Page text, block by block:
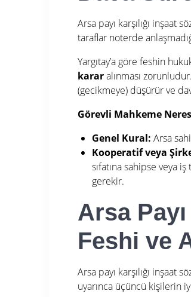
Arsa payı karşılığı
taraflar noterde
Yargıtay’a göre feshin
kararalınması
(gecikmeye) düşürür ve
Görevli Mahkeme
Genel Kural: Arsa
Kooperatif veya
sıfatına sahipse veya
gerekir.
Arsa
Feshi ve
Arsa payı karşılığı inşaat
uyarınca üçüncü kişilerin